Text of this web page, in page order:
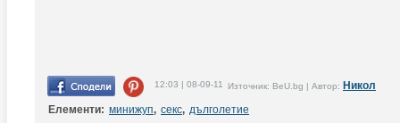
12:03 | 08-09-11 Източник: BeU.bg | Автор: Никол
Елементи: минижуп, секс, дълголетие